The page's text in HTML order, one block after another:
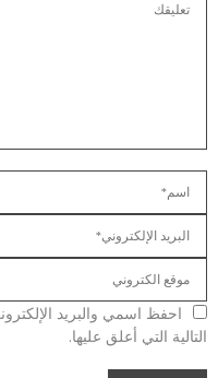
احفظ اسمي والبريد
التالية التي أعلق عليها.